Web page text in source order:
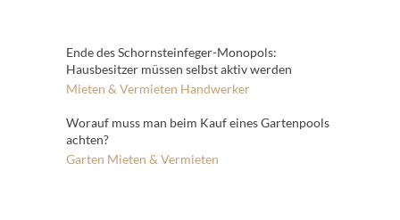
Ende des Schornsteinfeger-Monopols:
Hausbesitzer müssen selbst aktiv werden
Mieten & Vermieten Handwerker
Worauf muss man beim Kauf eines Gartenpools
achten?
Garten Mieten & Vermieten